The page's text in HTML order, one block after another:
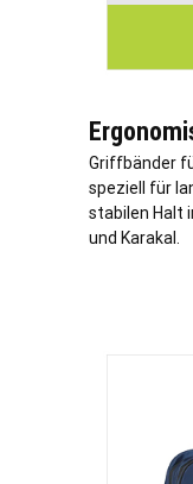
Griffbänder
speziell für
stabilen Halt
und Karakal.